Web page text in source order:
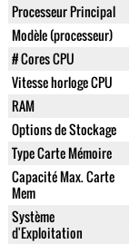
Processeur Principal
Modèle (processeur)
# Cores CPU
Vitesse horloge CPU
RAM
Options de Stockage
Type Carte Mémoire
Capacité Max. Carte
Mem
Système
d'Exploitation